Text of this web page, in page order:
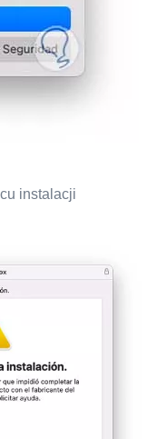
instalacji